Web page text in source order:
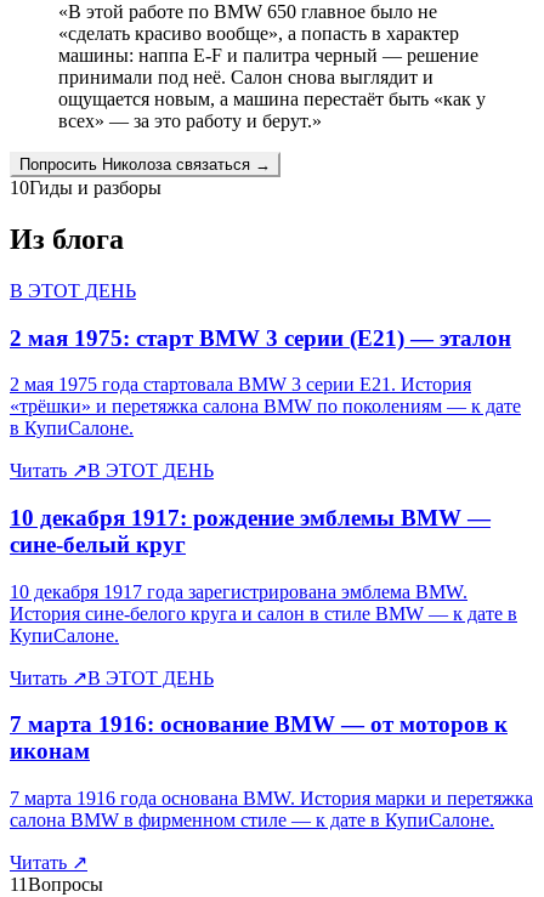
«В этой работе по BMW 650 главное было не
«сделать красиво вообще», а попасть в характер
машины: наппа E-F и палитра черный — решение
принимали под неё. Салон снова выглядит и
ощущается новым, а машина перестаёт быть «как у
всех» — за это работу и берут.»
Попросить Николозасвязаться →
10Гиды и разборы
Из блога
В ЭТОТ ДЕНЬ
2 мая 1975: старт BMW 3 серии (E21) — эталон
2 мая 1975 года стартовала BMW 3 серии E21. История
«трёшки» и перетяжка салона BMW по поколениям — к дате
в КупиСалоне.
Читать ↗В ЭТОТ ДЕНЬ
10 декабря 1917: рождение эмблемы BMW —
сине-белый круг
10 декабря 1917 года зарегистрирована эмблема BMW.
История сине-белого круга и салон в стиле BMW — к дате в
КупиСалоне.
Читать ↗В ЭТОТ ДЕНЬ
7 марта 1916: основание BMW — от моторов к
иконам
7 марта 1916 года основана BMW. История марки и перетяжка
салона BMW в фирменном стиле — к дате в КупиСалоне.
Читать ↗
11Вопросы